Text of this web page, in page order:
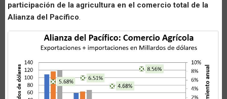
participación de la agricultura en el comercio total de la
Alianza del Pacífico.